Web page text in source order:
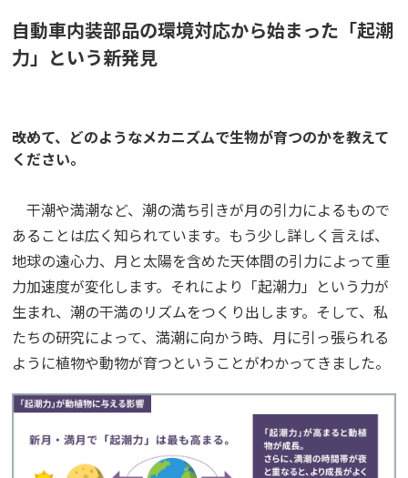
自動車内装部品の環境対応から始まった「起潮
力」という新発見
――改めて、どのようなメカニズムで生物が育つのかを教えて
ください。
干潮や満潮など、潮の満ち引きが月の引力によるもので
あることは広く知られています。もう少し詳しく言えば、
地球の遠心力、月と太陽を含めた天体間の引力によって重
力加速度が変化します。それにより「起潮力」という力が
生まれ、潮の干満のリズムをつくり出します。そして、私
たちの研究によって、満潮に向かう時、月に引っ張られる
ように植物や動物が育つということがわかってきました。